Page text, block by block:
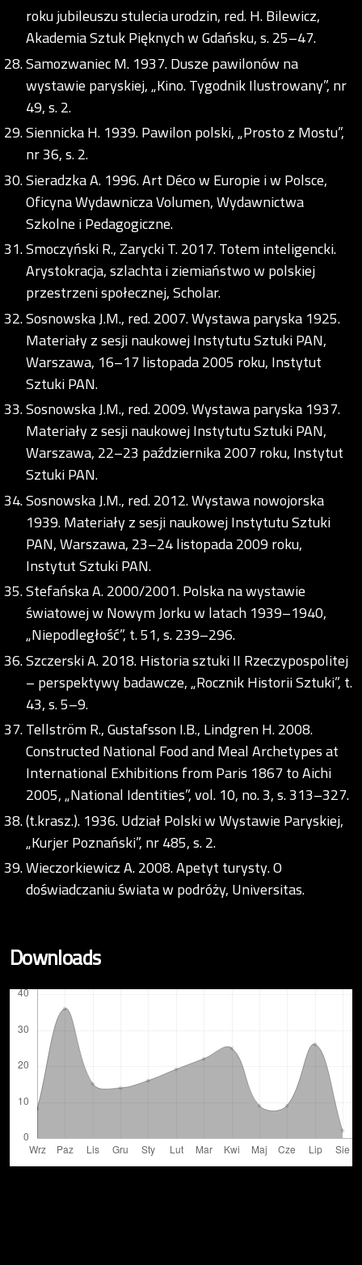
roku jubileuszu stulecia urodzin, red. H. Bilewicz,
Akademia Sztuk Pięknych w Gdańsku, s. 25–47.
Samozwaniec M. 1937. Dusze pawilonów na
wystawie paryskiej, „Kino. Tygodnik Ilustrowany”, nr
49, s. 2.
Siennicka H. 1939. Pawilon polski, „Prosto z Mostu”,
nr 36, s. 2.
Sieradzka A. 1996. Art Déco w Europie i w Polsce,
Oficyna Wydawnicza Volumen, Wydawnictwa
Szkolne i Pedagogiczne.
Smoczyński R., Zarycki T. 2017. Totem inteligencki.
Arystokracja, szlachta i ziemiaństwo w polskiej
przestrzeni społecznej, Scholar.
Sosnowska J.M., red. 2007. Wystawa paryska 1925.
Materiały z sesji naukowej Instytutu Sztuki PAN,
Warszawa, 16–17 listopada 2005 roku, Instytut
Sztuki PAN.
Sosnowska J.M., red. 2009. Wystawa paryska 1937.
Materiały z sesji naukowej Instytutu Sztuki PAN,
Warszawa, 22–23 października 2007 roku, Instytut
Sztuki PAN.
Sosnowska J.M., red. 2012. Wystawa nowojorska
1939. Materiały z sesji naukowej Instytutu Sztuki
PAN, Warszawa, 23–24 listopada 2009 roku,
Instytut Sztuki PAN.
Stefańska A. 2000/2001. Polska na wystawie
światowej w Nowym Jorku w latach 1939–1940,
„Niepodległość”, t. 51, s. 239–296.
Szczerski A. 2018. Historia sztuki II Rzeczypospolitej
– perspektywy badawcze, „Rocznik Historii Sztuki”, t.
43, s. 5–9.
Tellström R., Gustafsson I.B., Lindgren H. 2008.
Constructed National Food and Meal Archetypes at
International Exhibitions from Paris 1867 to Aichi
2005, „National Identities”, vol. 10, no. 3, s. 313–327.
(t.krasz.). 1936. Udział Polski w Wystawie Paryskiej,
„Kurjer Poznański”, nr 485, s. 2.
Wieczorkiewicz A. 2008. Apetyt turysty. O
doświadczaniu świata w podróży, Universitas.
Downloads